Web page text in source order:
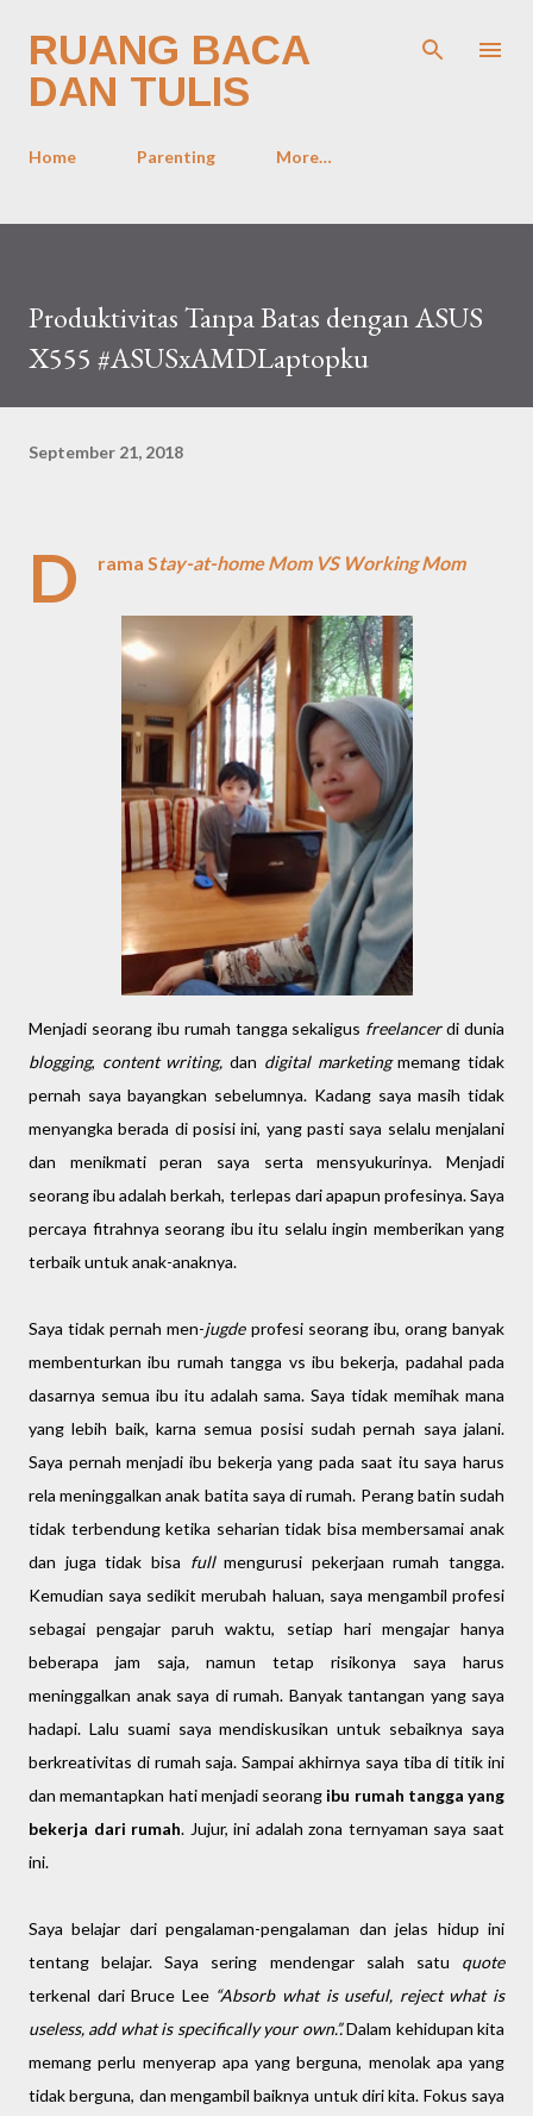
RUANG BACA
DAN TULIS
Home Parenting More…
Produktivitas Tanpa Batas dengan ASUS
X555 #ASUSxAMDLaptopku
September 21, 2018
D rama Stay-at-home Mom VS Working Mom
Menjadi seorang ibu rumah tangga sekaligus freelancerdi dunia
blogging, content writing,dan digital marketingmemang tidak
pernah saya bayangkan sebelumnya. Kadang saya masih tidak
menyangka berada di posisi ini, yang pasti saya selalu menjalani
dan menikmati peran saya serta mensyukurinya. Menjadi
seorang ibu adalah berkah, terlepas dari apapun profesinya. Saya
percaya fitrahnya seorang ibu itu selalu ingin memberikan yang
terbaik untuk anak-anaknya.
Saya tidak pernah men-jugde profesi seorang ibu, orang banyak
membenturkan ibu rumah tangga vs ibu bekerja, padahal pada
dasarnya semua ibu itu adalah sama. Saya tidak memihak mana
yang lebih baik, karna semua posisi sudah pernah saya jalani.
Saya pernah menjadi ibu bekerja yang pada saat itu saya harus
rela meninggalkan anak batita saya di rumah. Perang batin sudah
tidak terbendung ketika seharian tidak bisa membersamai anak
dan juga tidak bisa fullmengurusi pekerjaan rumah tangga.
Kemudian saya sedikit merubah haluan, saya mengambil profesi
sebagai pengajar paruh waktu, setiap hari mengajar hanya
beberapa jam saja, namun tetap risikonya saya harus
meninggalkan anak saya di rumah. Banyak tantangan yang saya
hadapi. Lalu suami saya mendiskusikan untuk sebaiknya saya
berkreativitas di rumah saja. Sampai akhirnya saya tiba di titik ini
dan memantapkan hati menjadi seorang ibu rumah tangga yang
bekerja dari rumah. Jujur, ini adalah zona ternyaman saya saat
ini.
Saya belajar dari pengalaman-pengalaman dan jelas hidup ini
tentang belajar. Saya sering mendengar salah satu quote
terkenal dari Bruce Lee “Absorb what is useful, reject what is
useless, add what is specifically your own.”.Dalam kehidupan kita
memang perlu menyerap apa yang berguna, menolak apa yang
tidak berguna, dan mengambil baiknya untuk diri kita. Fokus saya